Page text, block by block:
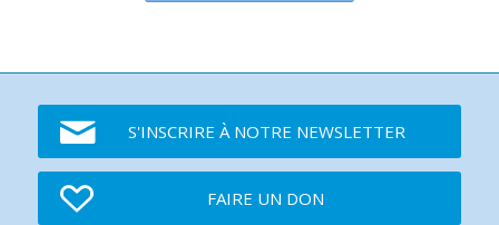
S'INSCRIRE À NOTRE NEWSLETTER
FAIRE UN DON